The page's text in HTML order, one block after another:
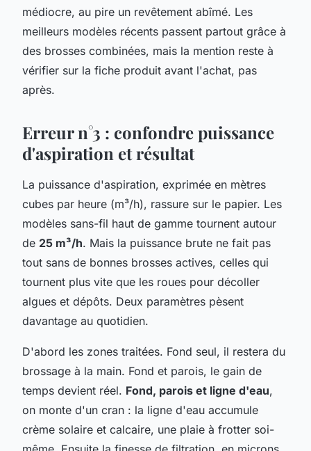
médiocre, au pire un revêtement abîmé. Les
meilleurs modèles récents passent partout grâce à
des brosses combinées, mais la mention reste à
vérifier sur la fiche produit avant l'achat, pas
après.
Erreur n°3 : confondre puissance
d'aspiration et résultat
La puissance d'aspiration, exprimée en mètres
cubes par heure (m³/h), rassure sur le papier. Les
modèles sans-fil haut de gamme tournent autour
de 25 m³/h. Mais la puissance brute ne fait pas
tout sans de bonnes brosses actives, celles qui
tournent plus vite que les roues pour décoller
algues et dépôts. Deux paramètres pèsent
davantage au quotidien.
D'abord les zones traitées. Fond seul, il restera du
brossage à la main. Fond et parois, le gain de
temps devient réel. Fond, parois et ligne d'eau,
on monte d'un cran : la ligne d'eau accumule
crème solaire et calcaire, une plaie à frotter soi-